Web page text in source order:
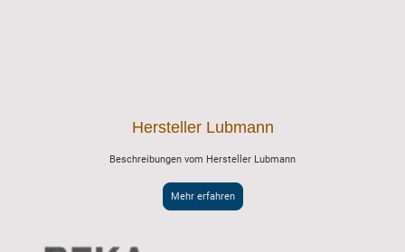
Hersteller Lubmann
Beschreibungen vom Hersteller Lubmann
Mehr erfahren